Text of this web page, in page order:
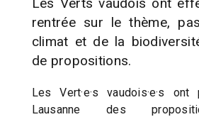
rentrée sur le thème,
climat et de la
de propositions.
Les Vert·e·s vaudois·e·s
Lausanne des